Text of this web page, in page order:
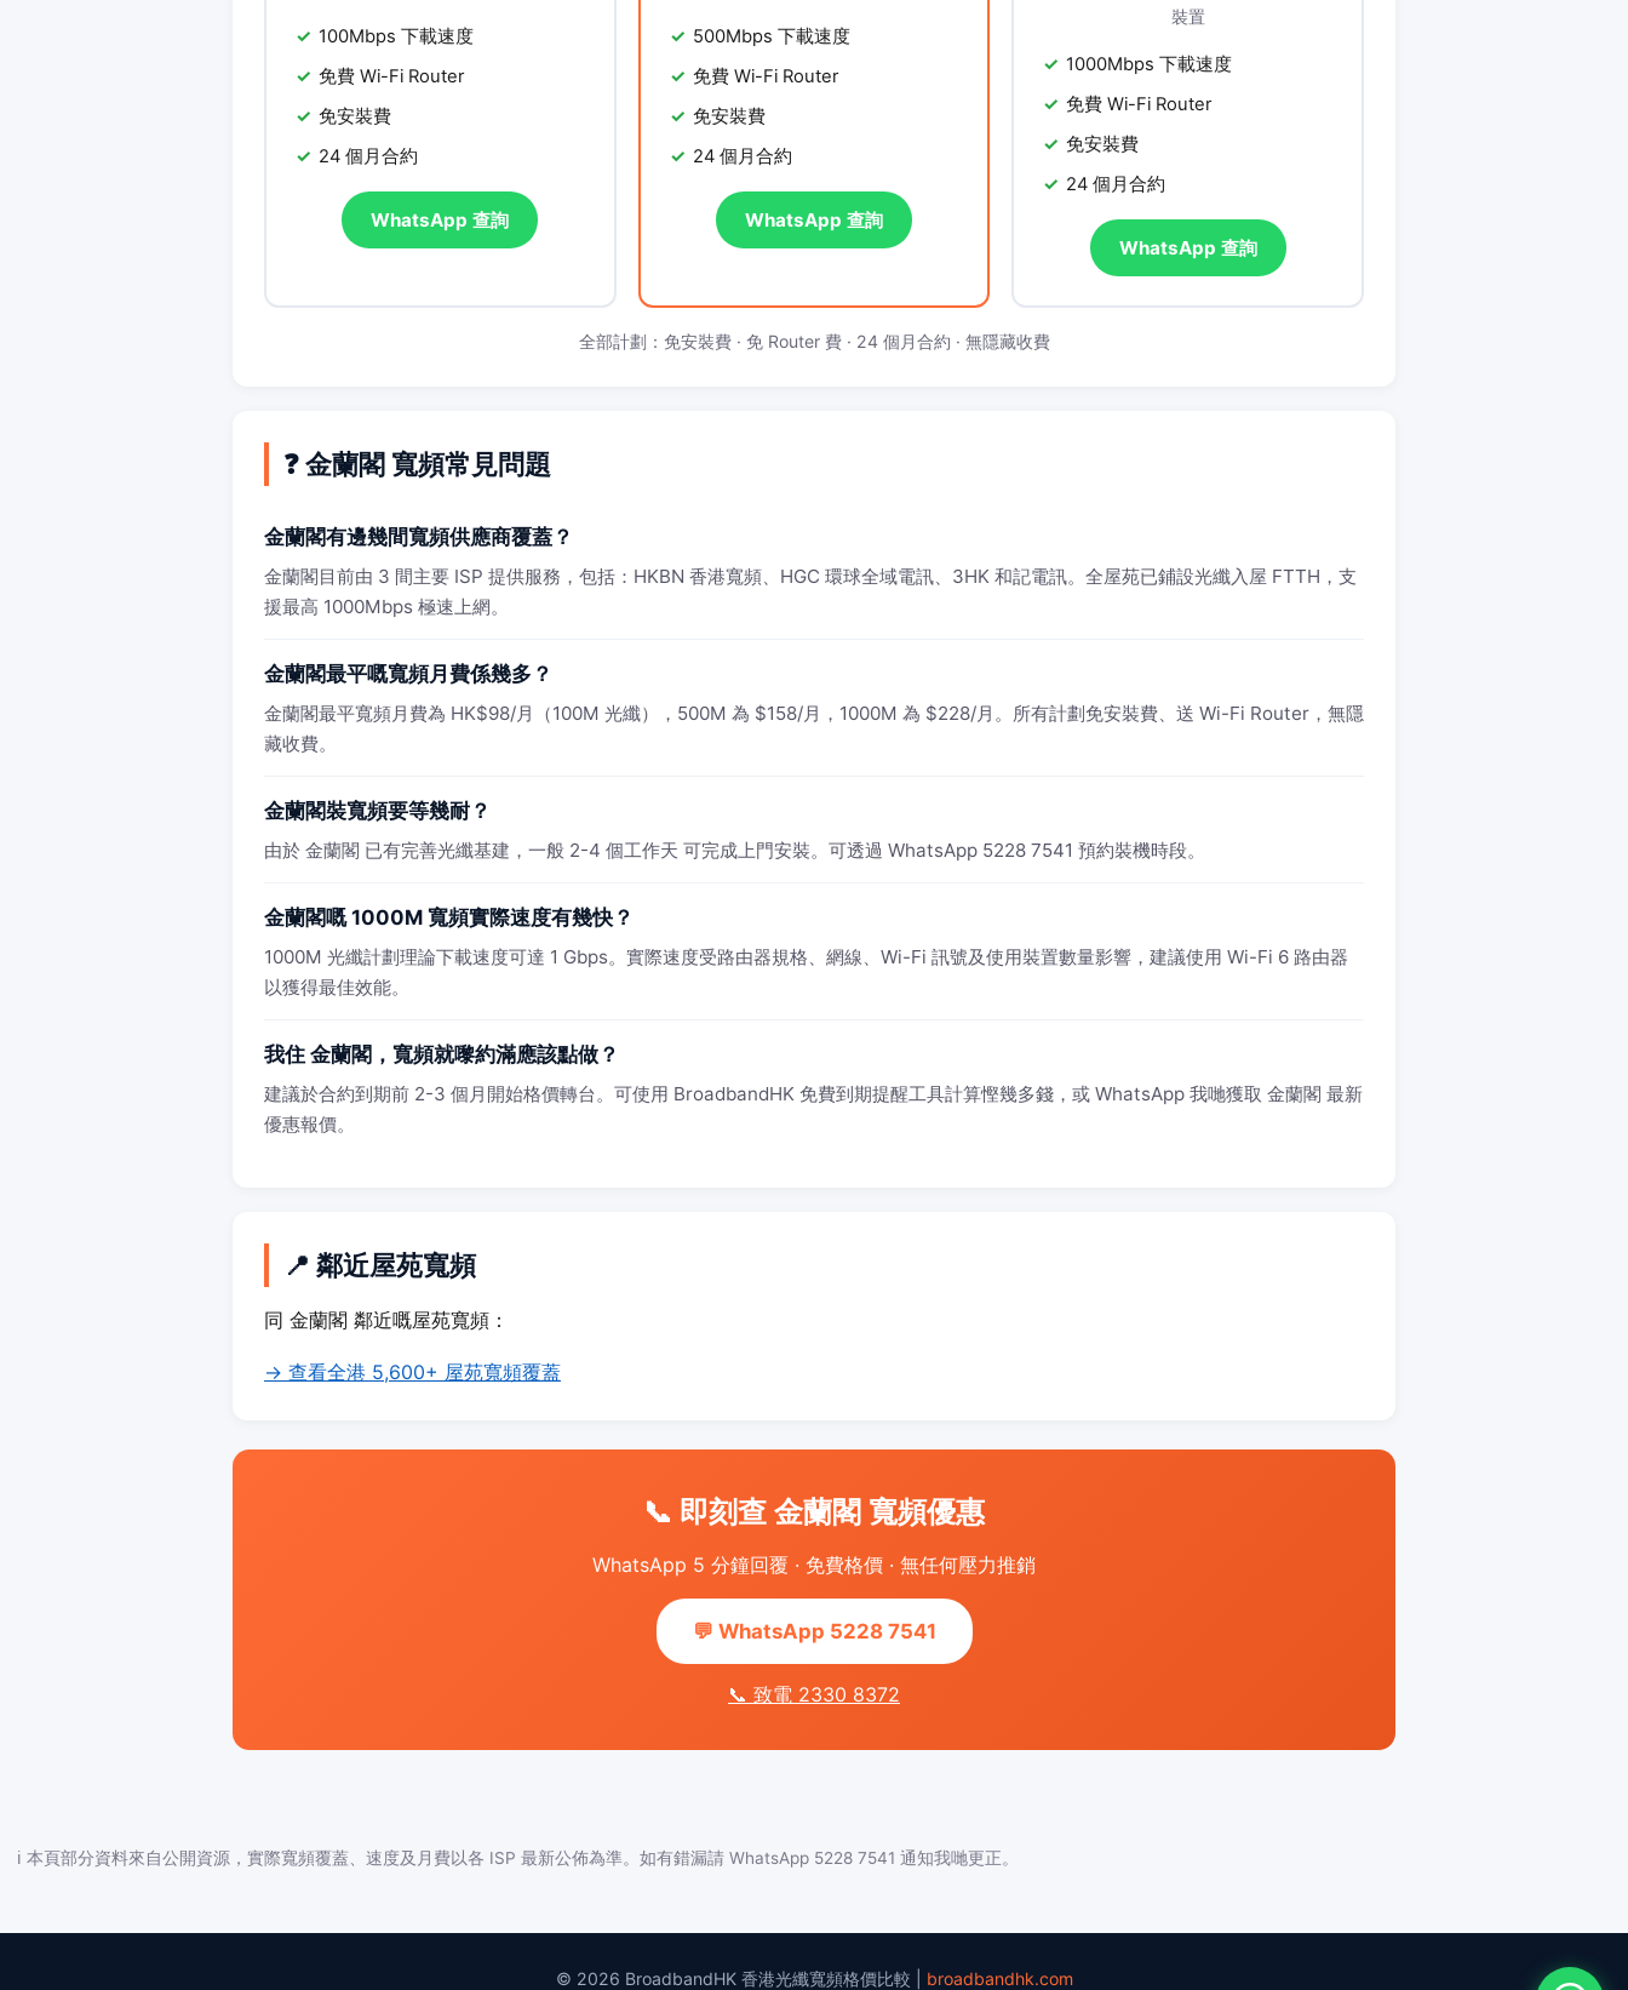
100Mbps 下載速度
免費 Wi-Fi Router
免安裝費
24 個月合約
WhatsApp 查詢
500Mbps 下載速度
免費 Wi-Fi Router
免安裝費
24 個月合約
WhatsApp 查詢
裝置
1000Mbps 下載速度
免費 Wi-Fi Router
免安裝費
24 個月合約
WhatsApp 查詢
全部計劃：免安裝費 · 免 Router 費 · 24 個月合約 · 無隱藏收費
❓ 金蘭閣 寬頻常見問題
金蘭閣有邊幾間寬頻供應商覆蓋？
金蘭閣目前由 3 間主要 ISP 提供服務，包括：HKBN 香港寬頻、HGC 環球全域電訊、3HK 和記電訊。全屋苑已鋪設光纖入屋 FTTH，支
援最高 1000Mbps 極速上網。
金蘭閣最平嘅寬頻月費係幾多？
金蘭閣最平寬頻月費為 HK$98/月（100M 光纖），500M 為 $158/月，1000M 為 $228/月。所有計劃免安裝費、送 Wi-Fi Router，無隱
藏收費。
金蘭閣裝寬頻要等幾耐？
由於 金蘭閣 已有完善光纖基建，一般 2-4 個工作天 可完成上門安裝。可透過 WhatsApp 5228 7541 預約裝機時段。
金蘭閣嘅 1000M 寬頻實際速度有幾快？
1000M 光纖計劃理論下載速度可達 1 Gbps。實際速度受路由器規格、網線、Wi-Fi 訊號及使用裝置數量影響，建議使用 Wi-Fi 6 路由器
以獲得最佳效能。
我住 金蘭閣，寬頻就嚟約滿應該點做？
建議於合約到期前 2-3 個月開始格價轉台。可使用 BroadbandHK 免費到期提醒工具計算慳幾多錢，或 WhatsApp 我哋獲取 金蘭閣 最新
優惠報價。
📍 鄰近屋苑寬頻
同 金蘭閣 鄰近嘅屋苑寬頻：
→ 查看全港 5,600+ 屋苑寬頻覆蓋
📞 即刻查 金蘭閣 寬頻優惠
WhatsApp 5 分鐘回覆 · 免費格價 · 無任何壓力推銷
💬 WhatsApp 5228 7541
📞 致電 2330 8372
ℹ️ 本頁部分資料來自公開資源，實際寬頻覆蓋、速度及月費以各 ISP 最新公佈為準。如有錯漏請 WhatsApp 5228 7541 通知我哋更正。
© 2026 BroadbandHK 香港光纖寬頻格價比較 | broadbandhk.com